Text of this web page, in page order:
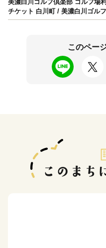
美濃白川ゴルフ倶楽部 ゴルフ場
チケット 白川町 / 美濃白川ゴル
このペー